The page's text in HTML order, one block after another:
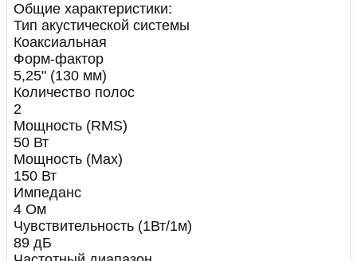
Общие характеристики:
Тип акустической системы
Коаксиальная
Форм-фактор
5,25" (130 мм)
Количество полос
2
Мощность (RMS)
50 Вт
Мощность (Max)
150 Вт
Импеданс
4 Ом
Чувствительность (1Вт/1м)
89 дБ